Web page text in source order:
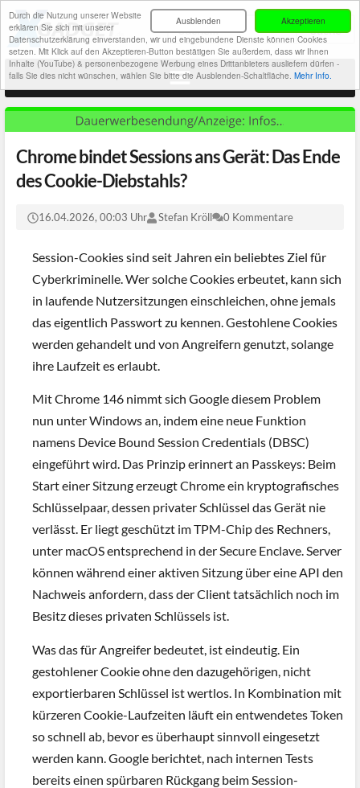
Akzeptieren
Ausblenden
Durch die Nutzung unserer Website
erklären Sie sich mit unserer
Datenschutzerklärung einverstanden, wir und eingebundene Dienste können Cookies
setzen. Mit Klick auf den Akzeptieren-Button bestätigen Sie außerdem, dass wir Ihnen
Inhalte (YouTube) & personenbezogene Werbung eines Drittanbieters ausliefern dürfen -
falls Sie dies nicht wünschen, wählen Sie bitte die Ausblenden-Schaltfläche. Mehr Info.
Chrome bindet Sessions ans Gerät: Das Ende
des Cookie-Diebstahls?
16.04.2026, 00:03 Uhr Stefan Kröll 0 Kommentare
Session-Cookies sind seit Jahren ein beliebtes Ziel für
Cyberkriminelle. Wer solche Cookies erbeutet, kann sich
in laufende Nutzersitzungen einschleichen, ohne jemals
das eigentlich Passwort zu kennen. Gestohlene Cookies
werden gehandelt und von Angreifern genutzt, solange
ihre Laufzeit es erlaubt.
Mit Chrome 146 nimmt sich Google diesem Problem
nun unter Windows an, indem eine neue Funktion
namens Device Bound Session Credentials (DBSC)
eingeführt wird. Das Prinzip erinnert an Passkeys: Beim
Start einer Sitzung erzeugt Chrome ein kryptografisches
Schlüsselpaar, dessen privater Schlüssel das Gerät nie
verlässt. Er liegt geschützt im TPM-Chip des Rechners,
unter macOS entsprechend in der Secure Enclave. Server
können während einer aktiven Sitzung über eine API den
Nachweis anfordern, dass der Client tatsächlich noch im
Besitz dieses privaten Schlüssels ist.
Was das für Angreifer bedeutet, ist eindeutig. Ein
gestohlener Cookie ohne den dazugehörigen, nicht
exportierbaren Schlüssel ist wertlos. In Kombination mit
kürzeren Cookie-Laufzeiten läuft ein entwendetes Token
so schnell ab, bevor es überhaupt sinnvoll eingesetzt
werden kann. Google berichtet, nach internen Tests
bereits einen spürbaren Rückgang beim Session-